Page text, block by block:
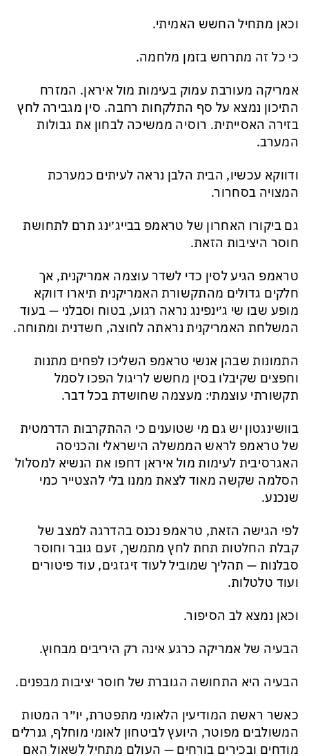
וכאן מתחיל החשש האמיתי.
כי כל זה מתרחש בזמן מלחמה.
אמריקה מעורבת עמוק בעימות מול איראן. המזרח
התיכון נמצא על סף התלקחות רחבה. סין מגבירה לחץ
בזירה האסייתית. רוסיה ממשיכה לבחון את גבולות
המערב.
ודווקא עכשיו, הבית הלבן נראה לעיתים כמערכת
המצויה בסחרור.
גם ביקורו האחרון של טראמפ בבייג׳ינג תרם לתחושת
חוסר היציבות הזאת.
טראמפ הגיע לסין כדי לשדר עוצמה אמריקנית, אך
חלקים גדולים מהתקשורת האמריקנית תיארו דווקא
מופע שבו שי ג׳ינפינג נראה רגוע, בטוח וסבלני — בעוד
המשלחת האמריקנית נראתה לחוצה, חשדנית ומתוחה.
התמונות שבהן אנשי טראמפ השליכו לפחים מתנות
וחפצים שקיבלו בסין מחשש לריגול הפכו לסמל
תקשורתי עוצמתי: מעצמה שחושדת בכל דבר.
בוושינגטון יש גם מי שטוענים כי ההתקרבות הדרמטית
של טראמפ לראש הממשלה הישראלי והכניסה
האגרסיבית לעימות מול איראן דחפו את הנשיא למסלול
הסלמה שקשה מאוד לצאת ממנו בלי להצטייר כמי
שנכנע.
לפי הגישה הזאת, טראמפ נכנס בהדרגה למצב של
קבלת החלטות תחת לחץ מתמשך, זעם גובר וחוסר
סבלנות — תהליך שמוביל לעוד זיגזגים, עוד פיטורים
ועוד טלטלות.
וכאן נמצא לב הסיפור.
הבעיה של אמריקה כרגע אינה רק היריבים מבחוץ.
הבעיה היא התחושה הגוברת של חוסר יציבות מבפנים.
כאשר ראשת המודיעין הלאומי מתפטרת, יו״ר המטות
המשולבים מפוטר, היועץ לביטחון לאומי מוחלף, גנרלים
מודחים ובכירים בורחים — העולם מתחיל לשאול האם